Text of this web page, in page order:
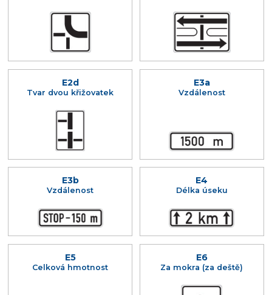
E2d
Tvar dvou křižovatek
E3a
Vzdálenost
E3b
Vzdálenost
E4
Délka úseku
E5
Celková hmotnost
E6
Za mokra (za deště)